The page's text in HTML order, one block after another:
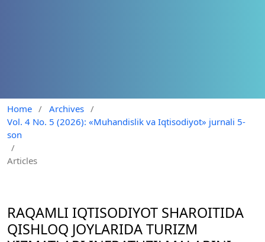
Home / Archives /
Vol. 4 No. 5 (2026): «Muhandislik va Iqtisodiyot» jurnali 5-
son
/
Articles
RAQAMLI IQTISODIYOT SHAROITIDA
QISHLOQ JOYLARIDA TURIZM